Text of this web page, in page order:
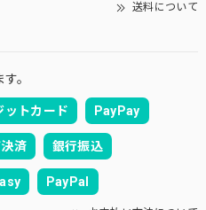
送料について
。
ットカード PayPay
済 銀行振込
PayPal